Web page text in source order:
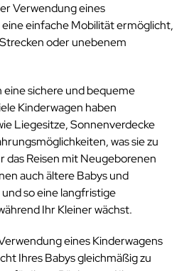
Verwendung eines
eine einfache Mobilität ermöglicht,
oder unebenem
sichere und bequeme
Kinderwagen haben
Liegesitze, Sonnenverdecke
was sie zu
das Reisen mit Neugeborenen
auch ältere Babys und
so eine langfristige
Ihr Kleiner wächst.
eines Kinderwagens
Ihres Babys gleichmäßig zu